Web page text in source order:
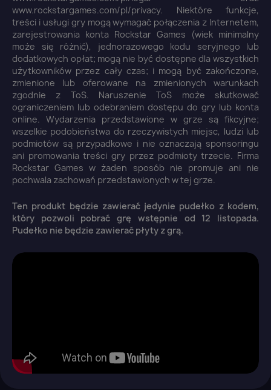
www.rockstargames.com/pl/privacy. Niektóre funkcje,
treści i usługi gry mogą wymagać połączenia z Internetem,
zarejestrowania konta Rockstar Games (wiek minimalny
może się różnić), jednorazowego kodu seryjnego lub
dodatkowych opłat; mogą nie być dostępne dla wszystkich
użytkowników przez cały czas; i mogą być zakończone,
zmienione lub oferowane na zmienionych warunkach
zgodnie z ToS. Naruszenie ToS może skutkować
ograniczeniem lub odebraniem dostępu do gry lub konta
online. Wydarzenia przedstawione w grze są fikcyjne;
wszelkie podobieństwa do rzeczywistych miejsc, ludzi lub
podmiotów są przypadkowe i nie oznaczają sponsoringu
ani promowania treści gry przez podmioty trzecie. Firma
Rockstar Games w żaden sposób nie promuje ani nie
pochwala zachowań przedstawionych w tej grze.
Ten produkt będzie zawierać jedynie pudełko z kodem,
który pozwoli pobrać grę wstępnie od 12 listopada.
Pudełko nie będzie zawierać płyty z grą.
Zaloguj się ×
You need to be logged in to save products in your